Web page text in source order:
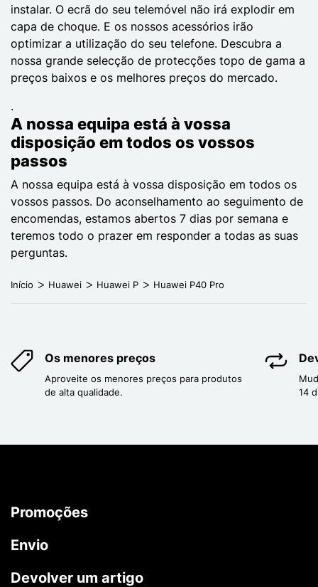
instalar. O ecrã do seu telemóvel não irá explodir em
capa de choque. E os nossos acessórios irão
optimizar a utilização do seu telefone. Descubra a
nossa grande selecção de protecções topo de gama a
preços baixos e os melhores preços do mercado.
.
A nossa equipa está à vossa
disposição em todos os vossos
passos
A nossa equipa está à vossa disposição em todos os
vossos passos. Do aconselhamento ao seguimento de
encomendas, estamos abertos 7 dias por semana e
teremos todo o prazer em responder a todas as suas
perguntas.
Início Huawei Huawei P Huawei P40 Pro
Os menores preços
Aproveite os menores preços para produtos
de alta qualidade.
14
Promoções
Envio
Devolver um artigo